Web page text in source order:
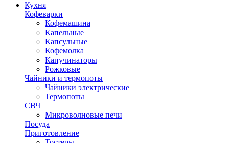
Кухня
Кофеварки
Кофемашина
Капельные
Капсульные
Кофемолка
Капучинаторы
Рожковые
Чайники и термопоты
Чайники электрические
Термопоты
СВЧ
Микроволновые печи
Посуда
Приготовление